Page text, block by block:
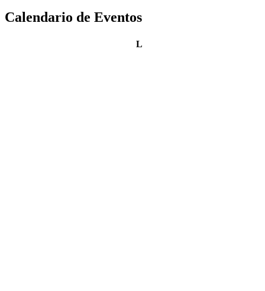
Calendario de Eventos
Llunes